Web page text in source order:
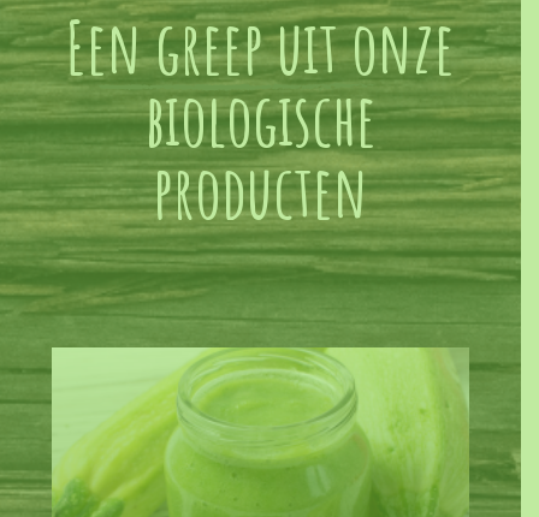
Een greep uit onze
biologische
producten